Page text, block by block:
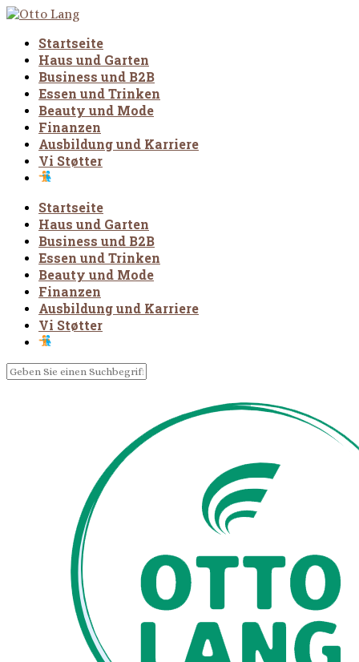
Startseite
Haus und Garten
Business und B2B
Essen und Trinken
Beauty und Mode
Finanzen
Ausbildung und Karriere
Vi Støtter
Startseite
Haus und Garten
Business und B2B
Essen und Trinken
Beauty und Mode
Finanzen
Ausbildung und Karriere
Vi Støtter